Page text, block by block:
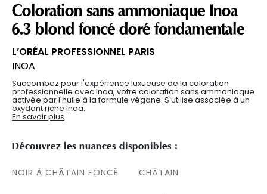
Coloration sans ammoniaque Inoa
6.3 blond foncé doré fondamentale
L’ORÉAL PROFESSIONNEL PARIS
INOA
Succombez pour l'expérience luxueuse de la coloration
professionnelle avec Inoa, votre coloration sans ammoniaque
activée par l'huile à la formule végane. S'utilise associée à un
oxydant riche Inoa.
En savoir plus
Découvrez les nuances disponibles :
NOIR À CHÂTAIN FONCÉ CHÂTAIN